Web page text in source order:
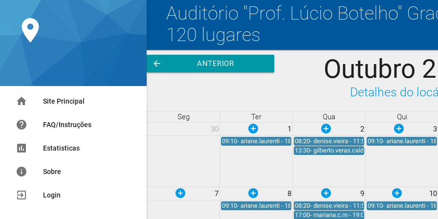
location_on
Site Principal
home
FAQ/Instruções
help
Estatisticas
assessment
Sobre
info
Login
exit_to_app
Auditório "Prof. Lúcio Botelho"
120 lugares
arrow_back ANTERIOR Outubro
Detalhes do
Seg Ter Qua Qui
30
1
add_circle 2
add_circle 3
add_circle
09:10- ariane.laurenti - 18:0008:20- denise.vieira - 11:5009:10- ariane.laurenti -
13:30- gilberto.veras.caldeira - 18:00
7
add_circle 8
add_circle 9
add_circle 10
add_circle
09:10- ariane.laurenti - 18:0008:20- denise.vieira - 11:5009:10- ariane.laurenti -
17:00- mariana.c.m - 19:00